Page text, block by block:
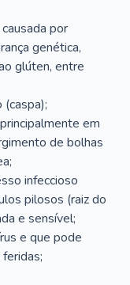
por
genética,
glúten, entre
em
de bolhas
infeccioso
pilosos (raiz do
e sensível;
e que pode